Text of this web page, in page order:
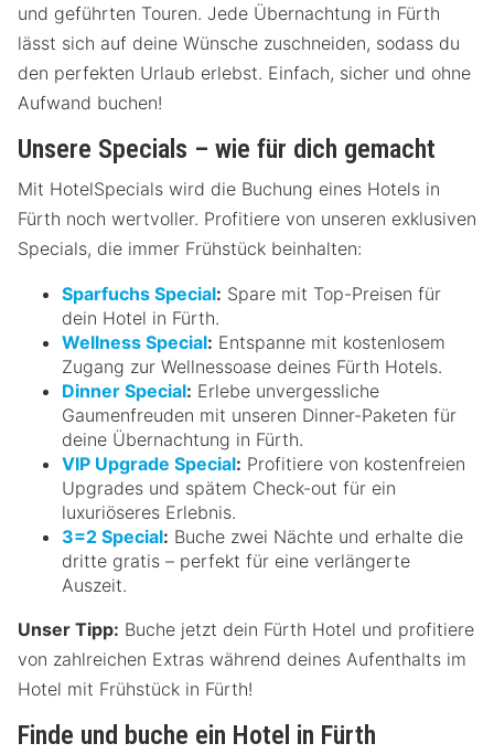
und geführten Touren. Jede Übernachtung in Fürth
lässt sich auf deine Wünsche zuschneiden, sodass du
den perfekten Urlaub erlebst. Einfach, sicher und ohne
Aufwand buchen!
Unsere Specials – wie für dich gemacht
Mit HotelSpecials wird die Buchung eines Hotels in
Fürth noch wertvoller. Profitiere von unseren exklusiven
Specials, die immer Frühstück beinhalten:
Sparfuchs Special: Spare mit Top-Preisen für
dein Hotel in Fürth.
Wellness Special: Entspanne mit kostenlosem
Zugang zur Wellnessoase deines Fürth Hotels.
Dinner Special: Erlebe unvergessliche
Gaumenfreuden mit unseren Dinner-Paketen für
deine Übernachtung in Fürth.
VIP Upgrade Special: Profitiere von kostenfreien
Upgrades und spätem Check-out für ein
luxuriöseres Erlebnis.
3=2 Special: Buche zwei Nächte und erhalte die
dritte gratis – perfekt für eine verlängerte
Auszeit.
Unser Tipp: Buche jetzt dein Fürth Hotel und profitiere
von zahlreichen Extras während deines Aufenthalts im
Hotel mit Frühstück in Fürth!
Finde und buche ein Hotel in Fürth